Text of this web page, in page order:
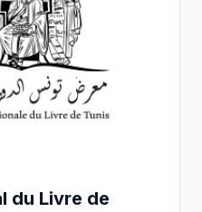
du Livre de